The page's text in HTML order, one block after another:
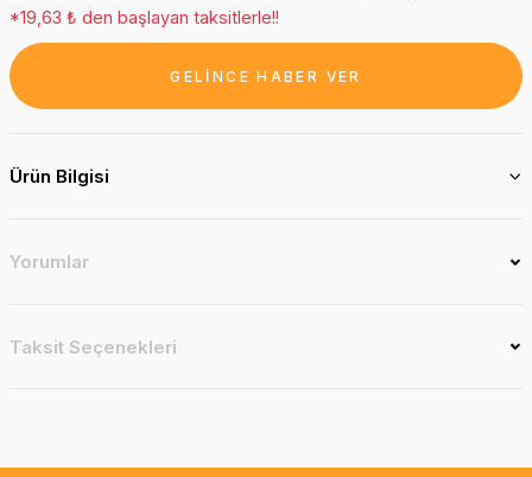
*19,63 ₺ den başlayan taksitlerle!!
GELİNCE HABER VER
Ürün Bilgisi
Yorumlar
Taksit Seçenekleri